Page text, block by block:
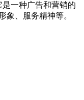
一种广告和营销的
象、服务精神等。